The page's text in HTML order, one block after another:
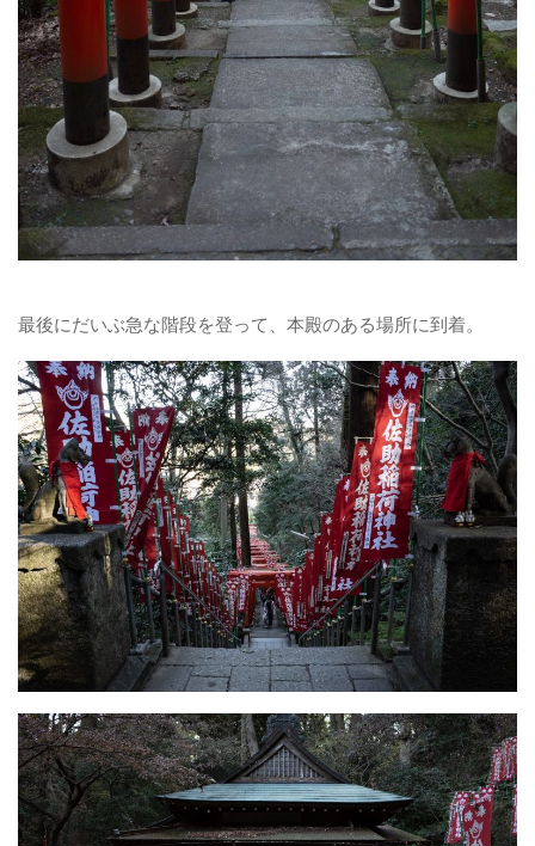
最後にだいぶ急な階段を登って、本殿のある場所に到着。